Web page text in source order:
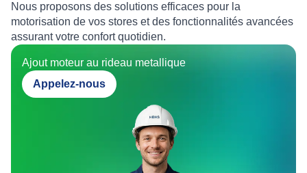
Nous proposons des solutions efficaces pour la
motorisation de vos stores et des fonctionnalités avancées
assurant votre confort quotidien.
Ajout moteur au rideau metallique
Appelez-nous